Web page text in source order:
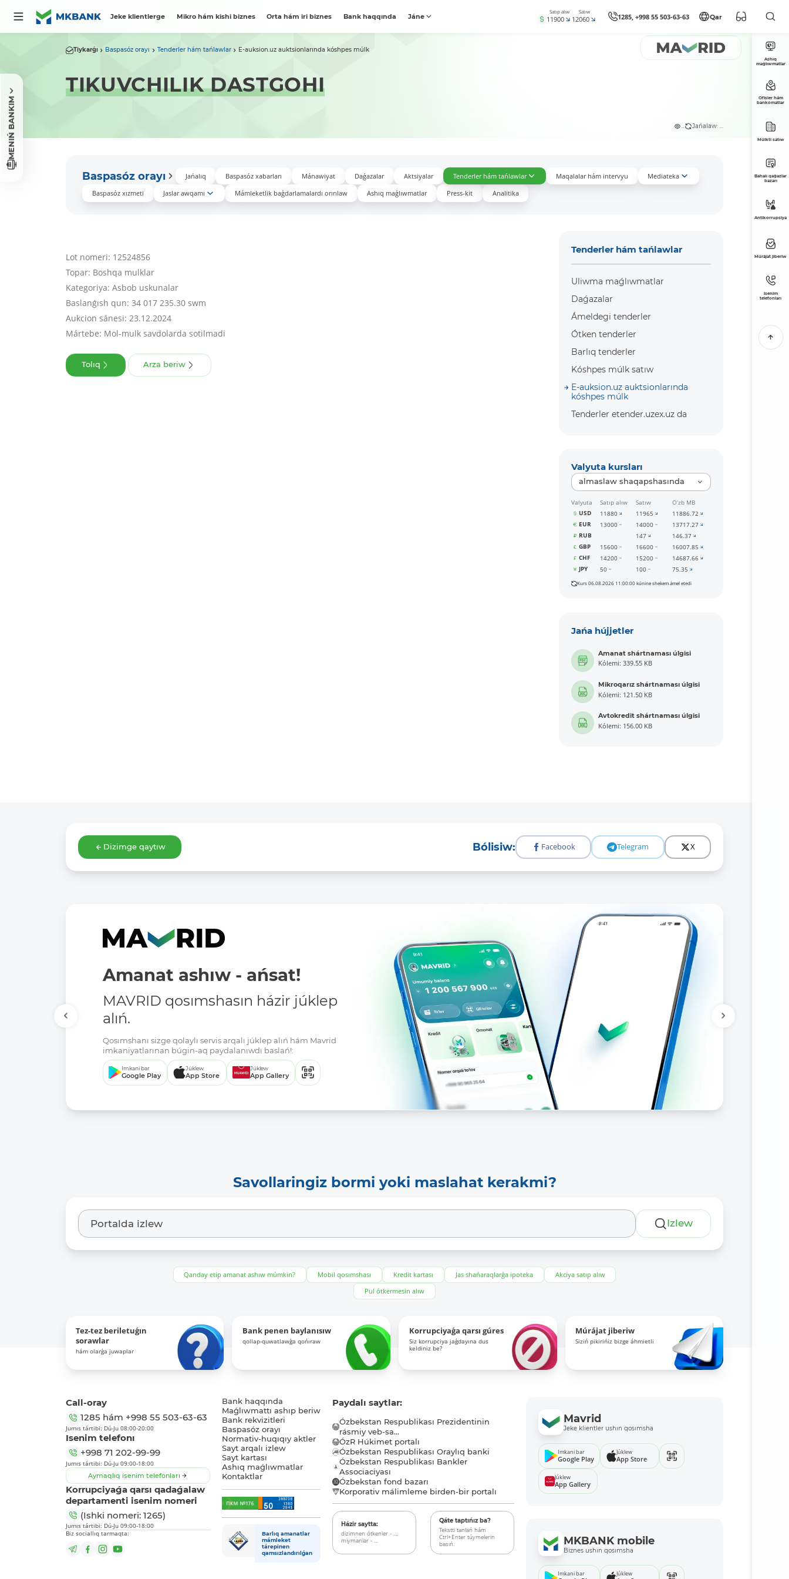
Jeke klientlerge Mikro hám kishi biznes Orta hám iri biznes Bank haqqında Jáne
Satıp alıw
11900
Satıw
12060 1285, +998 55 503-63-63 Qar
MENIŃ BANKIM
Tiykarǵı Baspasóz orayı Tenderler hám tańlawlar E-auksion.uz auktsionlarında kóshpes múlk
TIKUVCHILIK DASTGOHI
... Jańalaw: ...
Baspasóz orayı Jańalıq Baspasóz xabarları Mánawiyat Daǵazalar Aktsiyalar Tenderler hám tańlawlar Maqalalar hám intervyu
Mediateka
Baspasóz xızmeti
Jaslar awqamı Mámleketlik baǵdarlamalardı orınlaw Ashıq maǵlıwmatlar Press-kit Analitika
Lot nomeri: 12524856
Topar: Boshqa mulklar
Kategoriya: Asbob uskunalar
Baslanǵısh qun: 34 017 235.30 swm
Aukcion sánesi: 23.12.2024
Mártebe: Mol-mulk savdolarda sotilmadi
Tolıq Arza beriw
Tenderler hám tańlawlar
Uliwma maǵlıwmatlar
Daǵazalar
Ámeldegi tenderler
Ótken tenderler
Barlıq tenderler
Kóshpes múlk satıw
E-auksion.uz auktsionlarında
kóshpes múlk
Tenderler etender.uzex.uz da
Valyuta kursları
almaslaw shaqapshasında
Valyuta Satıp alıw Satıw
O‘zb MB
USD
11880 11965
11886.72
EUR
13000 14000
13717.27
RUB
147
146.37
GBP
15600 16600
16007.85
CHF
14200 15200
14687.66
JPY
50 100 75.35
Kurs 06.08.2026 11:00:00 kúnine shekem ámel etedi
Jańa hújjetler
Amanat shártnaması úlgisi
Kólemi: 339.55 KB
Mikroqarız shártnaması úlgisi
Kólemi: 121.50 KB
Avtokredit shártnaması úlgisi
Kólemi: 156.00 KB
Dizimge qaytıw Bólisiw: Facebook Telegram X
Amanat ashıw - ańsat!
MAVRID qosımshasın házir júklep
alıń.
Qosımshanı sizge qolaylı servis arqalı júklep alıń hám Mavrid
imkaniyatlarınan búgin-aq paydalanıwdı baslań!:
Imkani bar
Google Play
Júklew
App Store
Júklew
App Gallery
Savollaringiz bormi yoki maslahat kerakmi?
Izlew
Qanday etip amanat ashıw múmkin? Mobil qosımshası Kredit kartası Jas shańaraqlarǵa ipoteka
Akciya satıp alıw
Pul ótkermesin alıw
Tez-tez beriletuǵın
sorawlar
hám olarǵa juwaplar
Bank penen baylanısıw
qollap-quwatlawǵa qońıraw
Korrupciyaǵa qarsı gúres
Siz korrupciya jaǵdayına dus
keldiniz be?
Múrájat jiberiw
Siziń pikirińiz bizge áhmietli
Ashıq
maǵlıwmatlar
Ofisler hám
bankomatlar
Múlkti satıw
Bahalı qaǵazlar
bazarı
Antikorrupsiya
Múrájat jiberiw
Isenim
telefonları
Call-oray
1285 hám +998 55 503-63-63
Jumıs tártibi: Dú-Ju 08:00-20:00
Isenim telefonı
+998 71 202-99-99
Jumıs tártibi: Dú-Ju 09:00-18:00
Aymaqlıq isenim telefonları
Korrupciyaǵa qarsı qadaǵalaw
departamenti isenim nomeri
(Ishki nomeri: 1265)
Jumıs tártibi: Dú-Ju 09:00-18:00
Biz sociallıq tarmaqta:
Bank haqqında
Maǵlıwmattı ashıp beriw
Bank rekvizitleri
Baspasóz orayı
Normativ-huqıqıy aktler
Sayt arqalı izlew
Sayt kartası
Ashıq maǵlıwmatlar
Kontaktlar
Barlıq amanatlar
mámleket
tárepinen
qamsızlandırılǵan
Paydalı saytlar:
Ózbekstan Respublikası Prezidentinin
rásmiy veb-sa...
ÓzR Húkimet portalı
Ózbekstan Respublikası Oraylıq banki
Ózbekstan Respublikası Bankler
Associaciyası
Ózbekstan fond bazarı
Korporativ málimleme birden-bir portalı
Házir saytta:
dizimnen ótkenler - ...,
miymanlar - ...
Qáte taptıńız ba?
Tekstti tanlań hám
Ctrl+Enter túymelerin
basıń.
Mavrid
Jeke klientler ushın qosımsha
Imkani bar
Google Play
Júklew
App Store
Júklew
App Gallery
MKBANK mobile
Biznes ushın qosımsha
Imkani bar Júklew